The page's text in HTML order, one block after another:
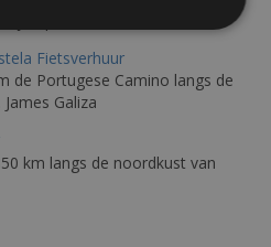
je op de fiets kunt ontdekken
Fietsverhuur
de Portugese Camino langs de
Galiza
km langs de noordkust van